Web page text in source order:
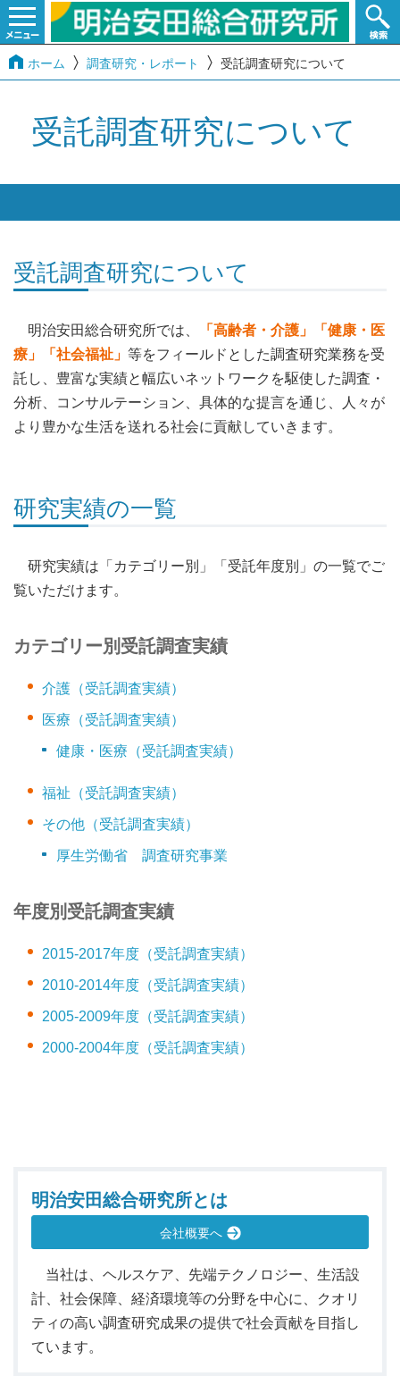
ホーム 調査研究・レポート 受託調査研究について
受託調査研究について
受託調査研究について
明治安田総合研究所では、
「高齢者・介護」「健康・医
療」「社会福祉」 等をフィールドとした調査研究業務を受
託し、豊富な実績と幅広いネットワークを駆使した調査・
分析、コンサルテーション、具体的な提言を通じ、人々が
より豊かな生活を送れる社会に貢献していきます。
研究実績の一覧
研究実績は「カテゴリー別」「受託年度別」の一覧でご
覧いただけます。
カテゴリー別受託調査実績
介護（受託調査実績）
医療（受託調査実績）
健康・医療（受託調査実績）
福祉（受託調査実績）
その他（受託調査実績）
厚生労働省 調査研究事業
年度別受託調査実績
2015-2017年度（受託調査実績）
2010-2014年度（受託調査実績）
2005-2009年度（受託調査実績）
2000-2004年度（受託調査実績）
明治安田総合研究所とは
会社概要へ
当社は、ヘルスケア、先端テクノロジー、生活設
計、社会保障、経済環境等の分野を中心に、クオリ
ティの高い調査研究成果の提供で社会貢献を目指し
ています。